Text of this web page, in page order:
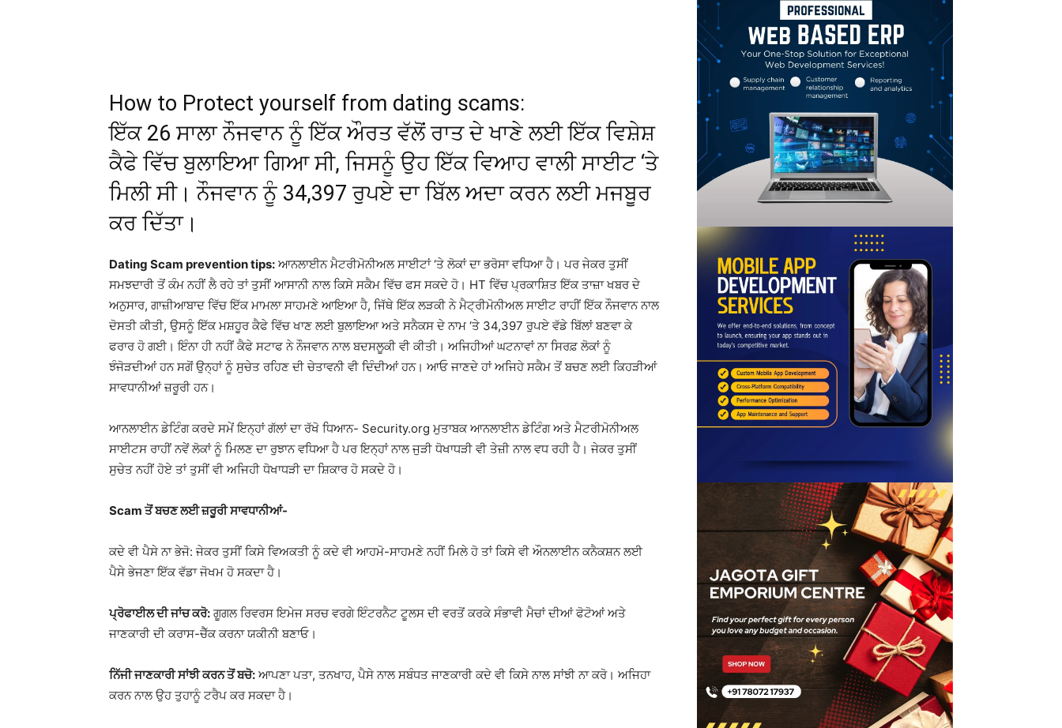
Email Print
How to Protect yourself from dating scams:
ਇੱਕ 26 ਸਾਲਾ ਨੌਜਵਾਨ ਨੂੰ ਇੱਕ ਔਰਤ ਵੱਲੋਂ ਰਾਤ ਦੇ ਖਾਣੇ ਲਈ ਇੱਕ ਵਿਸ਼ੇਸ਼
ਕੈਫੇ ਵਿੱਚ ਬੁਲਾਇਆ ਗਿਆ ਸੀ, ਜਿਸਨੂੰ ਉਹ ਇੱਕ ਵਿਆਹ ਵਾਲੀ ਸਾਈਟ ‘ਤੇ
ਮਿਲੀ ਸੀ। ਨੌਜਵਾਨ ਨੂੰ 34,397 ਰੁਪਏ ਦਾ ਬਿੱਲ ਅਦਾ ਕਰਨ ਲਈ ਮਜਬੂਰ
ਕਰ ਦਿੱਤਾ।
Dating Scam prevention tips: ਆਨਲਾਈਨ ਮੈਟਰੀਮੋਨੀਅਲ ਸਾਈਟਾਂ ‘ਤੇ ਲੋਕਾਂ ਦਾ ਭਰੋਸਾ ਵਧਿਆ ਹੈ। ਪਰ ਜੇਕਰ ਤੁਸੀਂ
ਸਮਝਦਾਰੀ ਤੋਂ ਕੰਮ ਨਹੀਂ ਲੈ ਰਹੇ ਤਾਂ ਤੁਸੀਂ ਆਸਾਨੀ ਨਾਲ ਕਿਸੇ ਸਕੈਮ ਵਿੱਚ ਫਸ ਸਕਦੇ ਹੋ। HT ਵਿੱਚ ਪ੍ਰਕਾਸ਼ਿਤ ਇੱਕ ਤਾਜ਼ਾ ਖਬਰ ਦੇ
ਅਨੁਸਾਰ, ਗਾਜ਼ੀਆਬਾਦ ਵਿੱਚ ਇੱਕ ਮਾਮਲਾ ਸਾਹਮਣੇ ਆਇਆ ਹੈ, ਜਿੱਥੇ ਇੱਕ ਲੜਕੀ ਨੇ ਮੈਟ੍ਰੀਮੋਨੀਅਲ ਸਾਈਟ ਰਾਹੀਂ ਇੱਕ ਨੌਜਵਾਨ ਨਾਲ
ਦੋਸਤੀ ਕੀਤੀ, ਉਸਨੂੰ ਇੱਕ ਮਸ਼ਹੂਰ ਕੈਫੇ ਵਿੱਚ ਖਾਣ ਲਈ ਬੁਲਾਇਆ ਅਤੇ ਸਨੈਕਸ ਦੇ ਨਾਮ ‘ਤੇ 34,397 ਰੁਪਏ ਵੱਡੇ ਬਿੱਲਾਂ ਬਣਵਾ ਕੇ
ਫਰਾਰ ਹੋ ਗਈ। ਇੰਨਾ ਹੀ ਨਹੀਂ ਕੈਫੇ ਸਟਾਫ ਨੇ ਨੌਜਵਾਨ ਨਾਲ ਬਦਸਲੂਕੀ ਵੀ ਕੀਤੀ। ਅਜਿਹੀਆਂ ਘਟਨਾਵਾਂ ਨਾ ਸਿਰਫ਼ ਲੋਕਾਂ ਨੂੰ
ਝੰਜੋੜਦੀਆਂ ਹਨ ਸਗੋਂ ਉਨ੍ਹਾਂ ਨੂੰ ਸੁਚੇਤ ਰਹਿਣ ਦੀ ਚੇਤਾਵਨੀ ਵੀ ਦਿੰਦੀਆਂ ਹਨ। ਆਓ ਜਾਣਦੇ ਹਾਂ ਅਜਿਹੇ ਸਕੈਮ ਤੋਂ ਬਚਣ ਲਈ ਕਿਹੜੀਆਂ
ਸਾਵਧਾਨੀਆਂ ਜ਼ਰੂਰੀ ਹਨ।
ਆਨਲਾਈਨ ਡੇਟਿੰਗ ਕਰਦੇ ਸਮੇਂ ਇਨ੍ਹਾਂ ਗੱਲਾਂ ਦਾ ਰੱਖੋ ਧਿਆਨ- Security.org ਮੁਤਾਬਕ ਆਨਲਾਈਨ ਡੇਟਿੰਗ ਅਤੇ ਮੈਟਰੀਮੋਨੀਅਲ
ਸਾਈਟਸ ਰਾਹੀਂ ਨਵੇਂ ਲੋਕਾਂ ਨੂੰ ਮਿਲਣ ਦਾ ਰੁਝਾਨ ਵਧਿਆ ਹੈ ਪਰ ਇਨ੍ਹਾਂ ਨਾਲ ਜੁੜੀ ਧੋਖਾਧੜੀ ਵੀ ਤੇਜ਼ੀ ਨਾਲ ਵਧ ਰਹੀ ਹੈ। ਜੇਕਰ ਤੁਸੀਂ
ਸੁਚੇਤ ਨਹੀਂ ਹੋਏ ਤਾਂ ਤੁਸੀਂ ਵੀ ਅਜਿਹੀ ਧੋਖਾਧੜੀ ਦਾ ਸ਼ਿਕਾਰ ਹੋ ਸਕਦੇ ਹੋ।
Scam ਤੋਂ ਬਚਣ ਲਈ ਜ਼ਰੂਰੀ ਸਾਵਧਾਨੀਆਂ-
ਕਦੇ ਵੀ ਪੈਸੇ ਨਾ ਭੇਜੋ: ਜੇਕਰ ਤੁਸੀਂ ਕਿਸੇ ਵਿਅਕਤੀ ਨੂੰ ਕਦੇ ਵੀ ਆਹਮੋ-ਸਾਹਮਣੇ ਨਹੀਂ ਮਿਲੇ ਹੋ ਤਾਂ ਕਿਸੇ ਵੀ ਔਨਲਾਈਨ ਕਨੈਕਸ਼ਨ ਲਈ
ਪੈਸੇ ਭੇਜਣਾ ਇੱਕ ਵੱਡਾ ਜੋਖਮ ਹੋ ਸਕਦਾ ਹੈ।
ਪ੍ਰੋਫਾਈਲ ਦੀ ਜਾਂਚ ਕਰੋ: ਗੂਗਲ ਰਿਵਰਸ ਇਮੇਜ ਸਰਚ ਵਰਗੇ ਇੰਟਰਨੈਟ ਟੂਲਸ ਦੀ ਵਰਤੋਂ ਕਰਕੇ ਸੰਭਾਵੀ ਮੈਚਾਂ ਦੀਆਂ ਫੋਟੋਆਂ ਅਤੇ
ਜਾਣਕਾਰੀ ਦੀ ਕਰਾਸ-ਚੈੱਕ ਕਰਨਾ ਯਕੀਨੀ ਬਣਾਓ।
ਨਿੱਜੀ ਜਾਣਕਾਰੀ ਸਾਂਝੀ ਕਰਨ ਤੋਂ ਬਚੋ: ਆਪਣਾ ਪਤਾ, ਤਨਖਾਹ, ਪੈਸੇ ਨਾਲ ਸਬੰਧਤ ਜਾਣਕਾਰੀ ਕਦੇ ਵੀ ਕਿਸੇ ਨਾਲ ਸਾਂਝੀ ਨਾ ਕਰੋ। ਅਜਿਹਾ
ਕਰਨ ਨਾਲ ਉਹ ਤੁਹਾਨੂੰ ਟਰੈਪ ਕਰ ਸਕਦਾ ਹੈ।